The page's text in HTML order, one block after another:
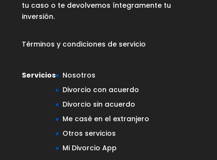
tu caso o te devolvemos íntegramente tu
inversión.
Términos y condiciones de servicio
Servicios
Nosotros
Divorcio con acuerdo
Divorcio sin acuerdo
Me casé en el extranjero
Otros servicios
Mi Divorcio App